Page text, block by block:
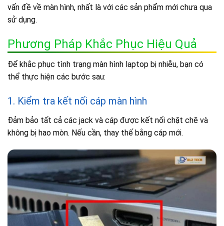
vấn đề về màn hình, nhất là với các sản phẩm mới chưa qua
sử dụng.
Phương Pháp Khắc Phục Hiệu Quả
Để khắc phục tình trạng màn hình laptop bị nhiễu, bạn có
thể thực hiện các bước sau:
1. Kiểm tra kết nối cáp màn hình
Đảm bảo tất cả các jack và cáp được kết nối chặt chẽ và
không bị hao mòn. Nếu cần, thay thế bằng cáp mới.